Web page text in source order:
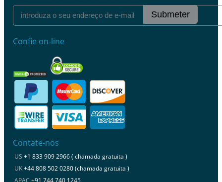
Submeter
Confie on-line
Contate-nos
US +1 833 909 2966 ( chamada gratuita )
UK+44 808 502 0280 (chamada gratuita )
APAC +91 744 740 1245